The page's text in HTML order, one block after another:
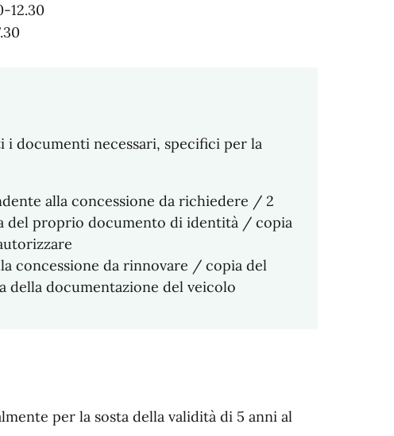
12.30
documenti necessari, specifici per la
alla concessione da richiedere / 2
del proprio documento di identità / copia
concessione da rinnovare / copia del
documentazione del veicolo
per la sosta della validità di 5 anni al